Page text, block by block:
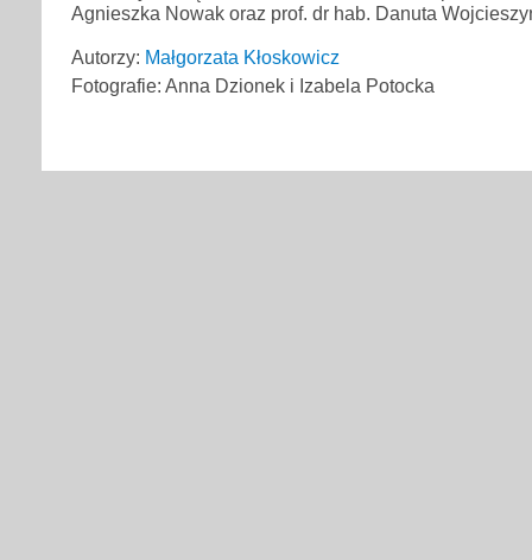
Agnieszka Nowak oraz prof. dr hab. Danuta
Autorzy: Małgorzata Kłoskowicz
Fotografie: Anna Dzionek i Izabela Potocka